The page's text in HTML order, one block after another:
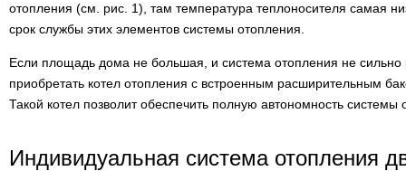
отопления (см. рис. 1), там температура теплоносителя самая
срок службы этих элементов системы отопления.
Если площадь дома не большая, и система отопления не сильно
приобретать котел отопления с встроенным расширительным
Такой котел позволит обеспечить полную автономность системы
Индивидуальная система отопления